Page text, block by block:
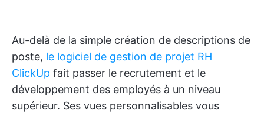
Au-delà de la simple création de descriptions de
poste, le logiciel de gestion de projet RH
ClickUp fait passer le recrutement et le
développement des employés à un niveau
supérieur. Ses vues personnalisables vous